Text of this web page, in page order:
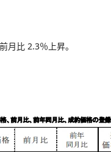
月比 2.3％上昇。